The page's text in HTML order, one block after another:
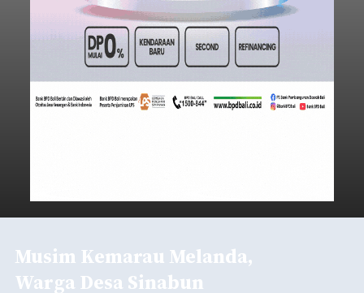
Musim Kemarau Melanda,
Warga Desa Sinabun